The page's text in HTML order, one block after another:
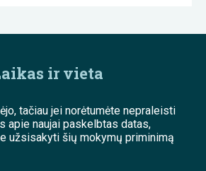
ir vieta
tačiau jei norėtumėte nepraleisti
apie naujai paskelbtas datas,
užsisakyti šių mokymų priminimą